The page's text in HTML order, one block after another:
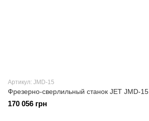
Артикул: JMD-15
Фрезерно-сверлильный станок JET JMD-15
170 056 грн